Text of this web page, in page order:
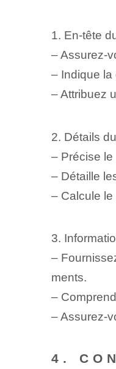
1. En-tête
– Assurez-
– Indique la
– Attribuez
2. Détails
– Précise
– Détaille
– Calcule
3.
–
ments.
–
– Assurez-
4.